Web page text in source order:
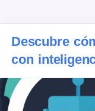
Descubre
con